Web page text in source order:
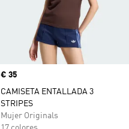
Precio
€ 35
CAMISETA ENTALLADA 3
STRIPES
Mujer Originals